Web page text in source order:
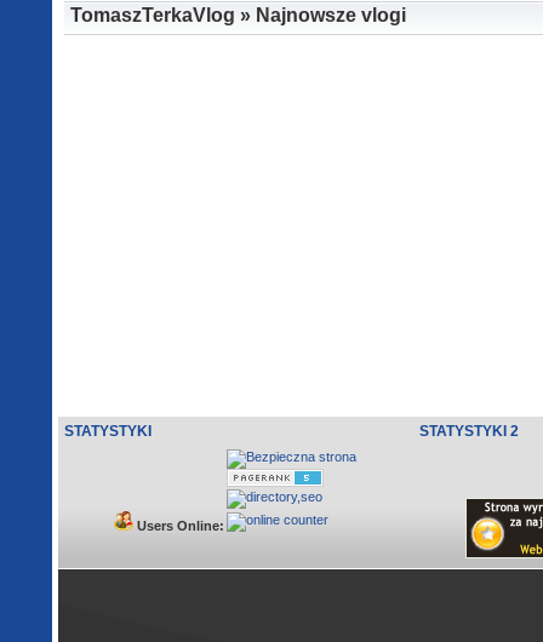
TomaszTerkaVlog » Najnowsze vlogi
STATYSTYKI
Users Online:
STATYSTYKI 2